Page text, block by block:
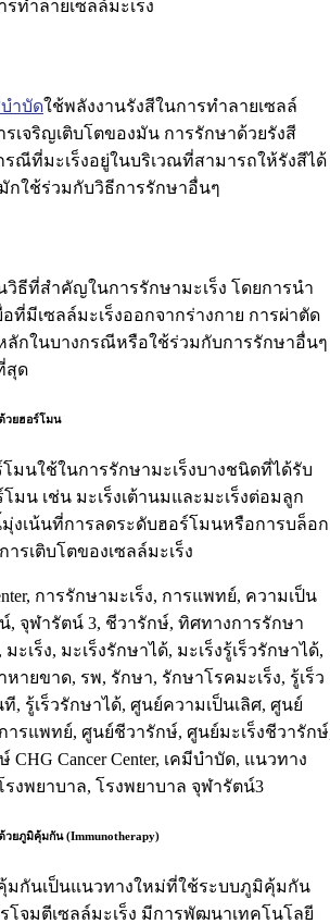
ทำลายเซลล์มะเร็ง
ำบัดใช้พลังงานรังสีในการทำลายเซลล์
รเจริญเติบโตของมัน การรักษาด้วยรังสี
ณีที่มะเร็งอยู่ในบริเวณที่สามารถให้รังสีได้
กใช้ร่วมกับวิธีการรักษาอื่นๆ
วิธีที่สำคัญในการรักษามะเร็ง โดยการนำ
อที่มีเซลล์มะเร็งออกจากร่างกาย การผ่าตัด
ลักในบางกรณีหรือใช้ร่วมกับการรักษาอื่นๆ
สุด
วยฮอร์โมน
มนใช้ในการรักษามะเร็งบางชนิดที่ได้รับ
มน เช่น มะเร็งเต้านมและมะเร็งต่อมลูก
งเน้นที่การลดระดับฮอร์โมนหรือการบล็อก
รเติบโตของเซลล์มะเร็ง
วยภูมิคุ้มกัน (Immunotherapy)
มกันเป็นแนวทางใหม่ที่ใช้ระบบภูมิคุ้มกัน
โจมตีเซลล์มะเร็ง มีการพัฒนาเทคโนโลยี